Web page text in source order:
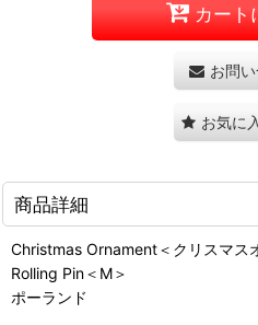
カート
お問
お気に
商品詳細
Christmas Ornament＜クリスマス
Rolling Pin＜M＞
ポーランド